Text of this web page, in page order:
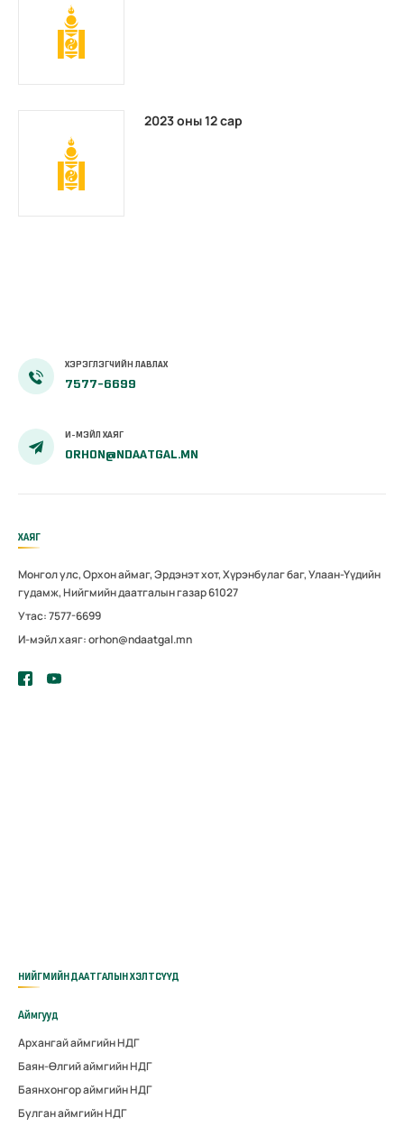
2023 оны 12 сар
ХЭРЭГЛЭГЧИЙН ЛАВЛАХ
7577-6699
И-МЭЙЛ ХАЯГ
ORHON@NDAATGAL.MN
ХАЯГ
Монгол улс, Орхон аймаг, Эрдэнэт хот, Хүрэнбулаг баг, Улаан-Үүдийн
гудамж, Нийгмийн даатгалын газар 61027
Утас: 7577-6699
И-мэйл хаяг: orhon@ndaatgal.mn
НИЙГМИЙН ДААТГАЛЫН ХЭЛТСҮҮД
Аймгууд
Архангай аймгийн НДГ
Баян-Өлгий аймгийн НДГ
Баянхонгор аймгийн НДГ
Булган аймгийн НДГ